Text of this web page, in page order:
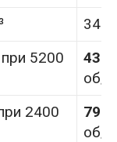
при 5200
437
об/
2400
790
об/